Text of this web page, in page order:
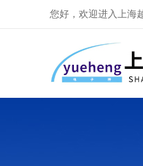
您好，欢迎进入上海